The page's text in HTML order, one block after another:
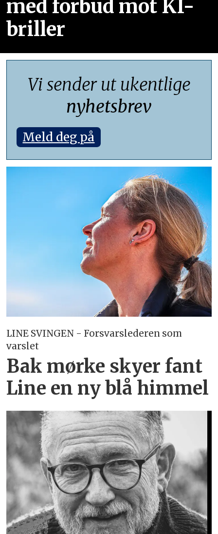
med forbud mot KI-
briller
Vi sender ut ukentlige
nyhetsbrev
Meld deg på
LINE SVINGEN - Forsvarslederen som
varslet
Bak mørke skyer fant
Line en ny blå himmel